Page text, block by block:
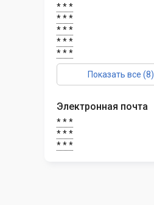
* * *
* * *
* * *
* * *
* * *
Показать все (8)
Электронная почта
* * *
* * *
* * *